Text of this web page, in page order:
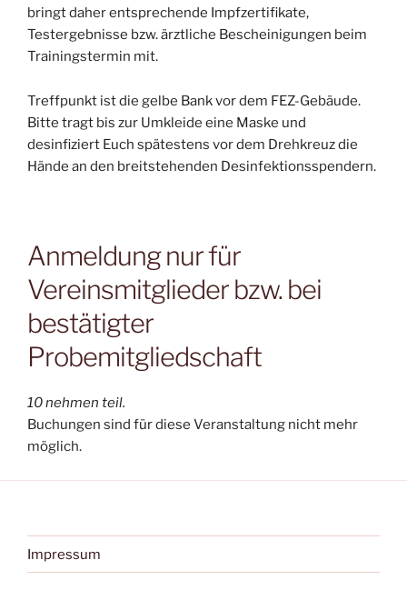
bringt daher entsprechende Impfzertifikate,
Testergebnisse bzw. ärztliche Bescheinigungen beim
Trainingstermin mit.
Treffpunkt ist die gelbe Bank vor dem FEZ-Gebäude.
Bitte tragt bis zur Umkleide eine Maske und
desinfiziert Euch spätestens vor dem Drehkreuz die
Hände an den breitstehenden Desinfektionsspendern.
Anmeldung nur für
Vereinsmitglieder bzw. bei
bestätigter
Probemitgliedschaft
10 nehmen teil.
Buchungen sind für diese Veranstaltung nicht mehr
möglich.
Impressum